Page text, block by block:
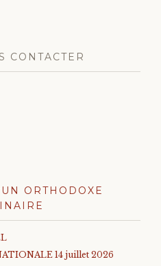
CONTACTER
ORTHODOXE
14 juillet 2026